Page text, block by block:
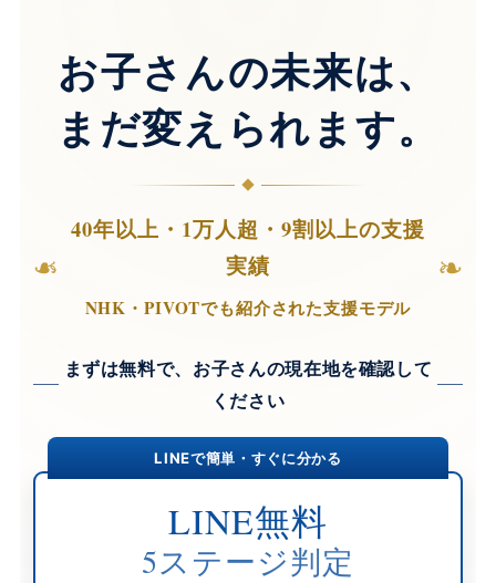
お子さんの未来は、
まだ変えられます。
❧
40年以上・1万人超・9割以上の支援
実績
NHK・PIVOTでも紹介された支援モデル
❧
まずは無料で、お子さんの現在地を確認して
ください
LINEで簡単・すぐに分かる
LINE無料
5ステージ判定